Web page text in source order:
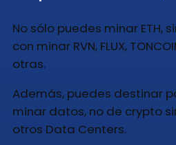
No sólo puedes minar ETH,
con minar RVN, FLUX,
otras.
Además, puedes destinar
minar datos, no de crypto
otros Data Centers.